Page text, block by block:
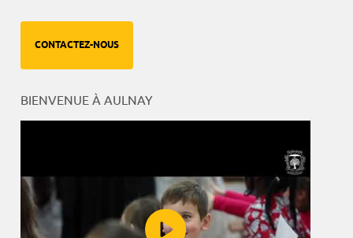
CONTACTEZ-NOUS
BIENVENUE À AULNAY